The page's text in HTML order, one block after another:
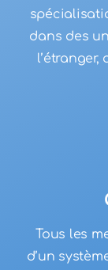
dans des
Tous les
d’un